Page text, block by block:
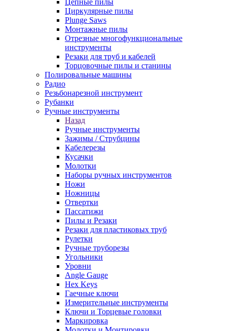
Цепные пилы
Циркулярные пилы
Plunge Saws
Монтажные пилы
Отрезные многофункциональные
инструменты
Резаки для труб и кабелей
Торцовочные пилы и станины
Полировальные машины
Радио
Резьбонарезной инструмент
Рубанки
Ручные инструменты
Назад
Ручные инструменты
Зажимы / Струбцины
Кабелерезы
Кусачки
Молотки
Наборы ручных инструментов
Ножи
Ножницы
Отвертки
Пассатижи
Пилы и Резаки
Резаки для пластиковых труб
Рулетки
Ручные труборезы
Угольники
Уровни
Angle Gauge
Hex Keys
Гаечные ключи
Измерительные инструменты
Ключи и Торцевые головки
Маркировка